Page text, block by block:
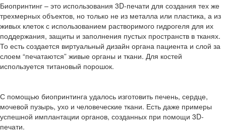
Биопринтинг – это использования 3D-печати для создания тех же
трехмерных объектов, но только не из металла или пластика, а из
живых клеток с использованием растворимого гидрогеля для их
поддержания, защиты и заполнения пустых пространств в тканях.
То есть создается виртуальный дизайн органа пациента и слой за
слоем “печатаются” живые органы и ткани. Для костей
используется титановый порошок.
С помощью биопринтинга удалось изготовить печень, сердце,
мочевой пузырь, ухо и человеческие ткани. Есть даже примеры
успешной имплантации органов, созданных при помощи 3D-
печати.